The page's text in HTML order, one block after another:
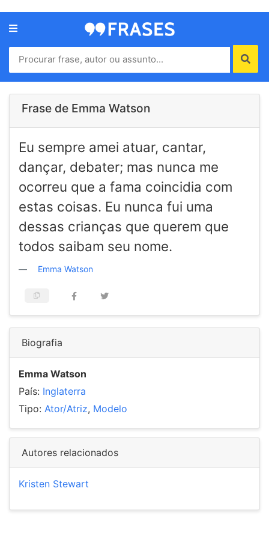
Menu
Home
Autores
de
Frase de Emma Watson
Eu sempre amei atuar, cantar,
dançar, debater; mas nunca me
ocorreu que a fama coincidia com
estas coisas. Eu nunca fui uma
dessas crianças que querem que
todos saibam seu nome.
Emma Watson
Biografia
Emma Watson
País: Inglaterra
Tipo: Ator/Atriz, Modelo
Autores relacionados
Kristen Stewart